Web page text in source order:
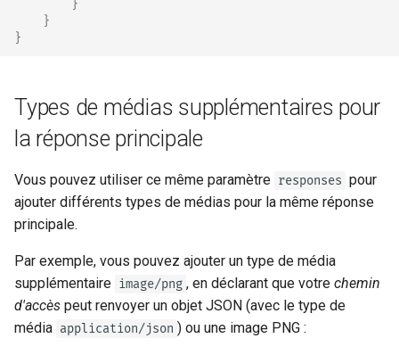
}
}
}
Types de médias supplémentaires pour
la réponse principale
Vous pouvez utiliser ce même paramètre responses pour
ajouter différents types de médias pour la même réponse
principale.
Par exemple, vous pouvez ajouter un type de média
supplémentaire image/png , en déclarant que votre chemin
d'accès peut renvoyer un objet JSON (avec le type de
média application/json ) ou une image PNG :